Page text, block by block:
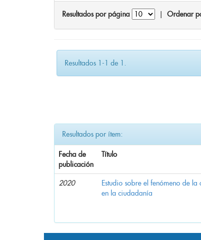
Resultados por página Ordenar
Resultados 1-1 de 1.
Resultados por ítem:
Fecha de
publicación
Título
2020
Estudio sobre el fenómeno de la
en la ciudadanía